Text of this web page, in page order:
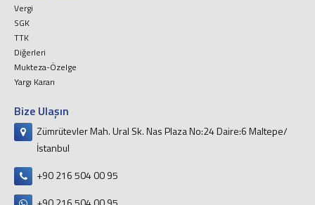
Vergi
SGK
TTK
Diğerleri
Mukteza-Özelge
Yargı Kararı
Bize Ulaşın
Zümrütevler Mah. Ural Sk. Nas Plaza No:24 Daire:6 Maltepe/
İstanbul
+90 216 504 00 95